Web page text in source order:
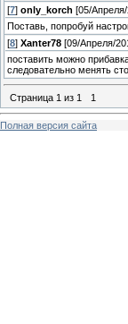
[7] only_korch [05/
Поставь, попробуй
[8] Xanter78 [09/Апреля/
поставить можно
следовательно менять
Страница 1 из 1 1
Полная версия сайта